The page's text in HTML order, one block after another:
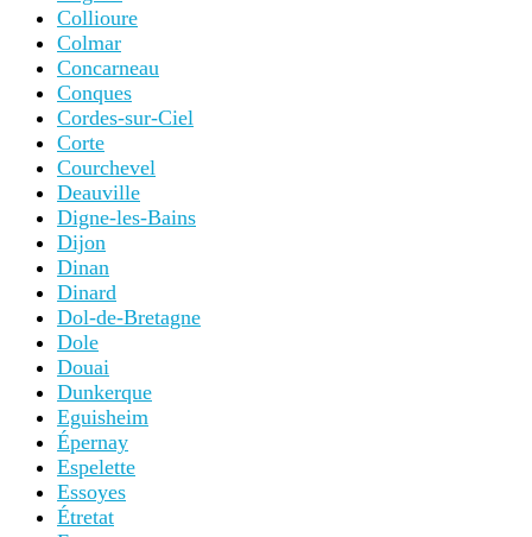
Collioure
Colmar
Concarneau
Conques
Cordes-sur-Ciel
Corte
Courchevel
Deauville
Digne-les-Bains
Dijon
Dinan
Dinard
Dol-de-Bretagne
Dole
Douai
Dunkerque
Eguisheim
Épernay
Espelette
Essoyes
Étretat